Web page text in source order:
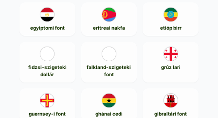
egyiptomi font eritreai nakfa etióp birr
fidzsi-szigeteki
dollár
falkland-szigeteki
font
grúz lari
guernsey-i font ghánai cedi gibraltári font